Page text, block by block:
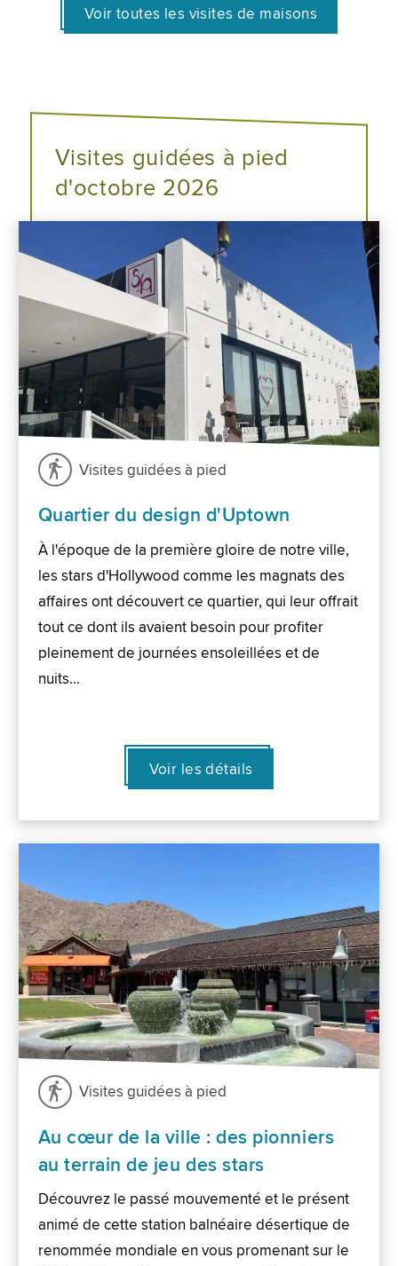
Voir toutes les visites de maisons
Visites guidées à pied
d'octobre 2026
Visites guidées à pied
Quartier du design d'Uptown
À l'époque de la première gloire de notre ville,
les stars d'Hollywood comme les magnats des
affaires ont découvert ce quartier, qui leur offrait
tout ce dont ils avaient besoin pour profiter
pleinement de journées ensoleillées et de
nuits…
Voir les détails
Visites guidées à pied
Au cœur de la ville : des pionniers
au terrain de jeu des stars
Découvrez le passé mouvementé et le présent
animé de cette station balnéaire désertique de
renommée mondiale en vous promenant sur le